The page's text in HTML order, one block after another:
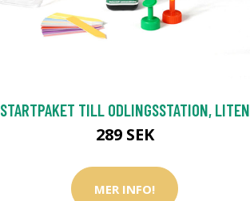
STARTPAKET TILL ODLINGSSTATION, LITEN
289 SEK
MER INFO!